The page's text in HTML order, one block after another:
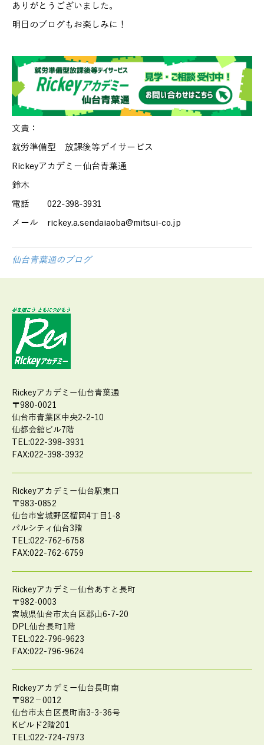
ありがとうございました。
明日のブログもお楽しみに！
文責：
就労準備型 放課後等デイサービス
Rickeyアカデミー仙台青葉通
鈴木
電話 022-398-3931
メール rickey.a.sendaiaoba@mitsui-co.jp
仙台青葉通のブログ
Rickeyアカデミー仙台青葉通
〒980-0021
仙台市青葉区中央2-2-10
仙都会舘ビル7階
TEL:022-398-3931
FAX:022-398-3932
Rickeyアカデミー仙台駅東口
〒983-0852
仙台市宮城野区榴岡4丁目1-8
パルシティ仙台3階
TEL:022-762-6758
FAX:022-762-6759
Rickeyアカデミー仙台あすと長町
〒982-0003
宮城県仙台市太白区郡山6-7-20
DPL仙台長町1階
TEL:022-796-9623
FAX:022-796-9624
Rickeyアカデミー仙台長町南
〒982－0012
仙台市太白区長町南3-3-36号
Kビルド2階201
TEL:022-724-7973